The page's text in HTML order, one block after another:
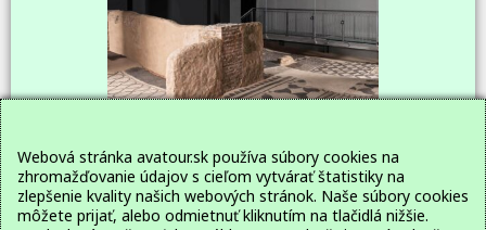
Webová stránka avatour.sk používa súbory cookies na
zhromažďovanie údajov s cieľom vytvárať štatistiky na
zlepšenie kvality našich webových stránok. Naše súbory cookies
môžete prijať, alebo odmietnuť kliknutím na tlačidlá nižšie.